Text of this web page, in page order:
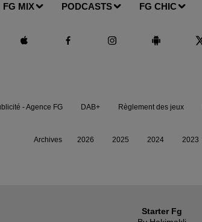
FG MIX PODCASTS FG CHIC
Starter Fg
- Agence FG DAB+ Règlement des jeux
Archives 2026 2025 2024 2023